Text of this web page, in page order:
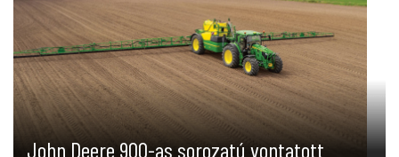
John Deere 900-as sorozatú vontatott